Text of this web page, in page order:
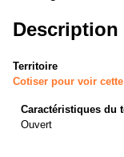
Description
Territoire
Cotiser pour voir
Caractéristiques du
Ouvert